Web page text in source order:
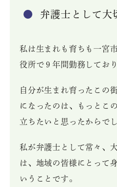
弁護士として大
私は生まれも育ちも一宮
役所で９年間勤務してお
自分が生まれ育ったこの
になったのは、もっとこ
立ちたいと思ったからでし
私が弁護士として常々、
は、地域の皆様にとって
いうことで